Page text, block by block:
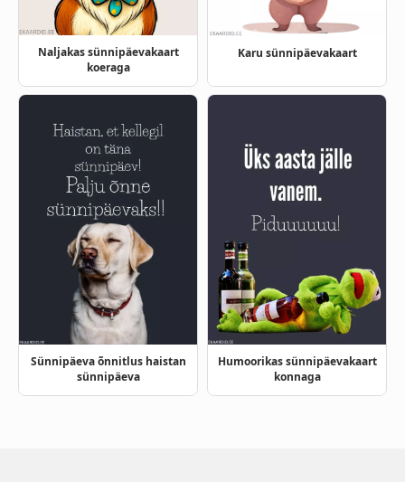
Naljakas sünnipäevakaart
koeraga
Karu sünnipäevakaart
Sünnipäeva õnnitlus haistan
sünnipäeva
Humoorikas sünnipäevakaart
konnaga